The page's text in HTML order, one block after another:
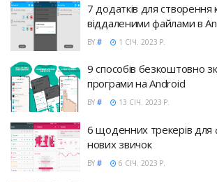
7 додатків для створення
віддаленими файлами в
BY # 1 СІЧ. 2023 Р.
9 способів безкоштовно
програми на Android
BY # 13 СІЧ. 2023 Р.
6 щоденних трекерів для
нових звичок
BY # 6 СІЧ. 2023 Р.